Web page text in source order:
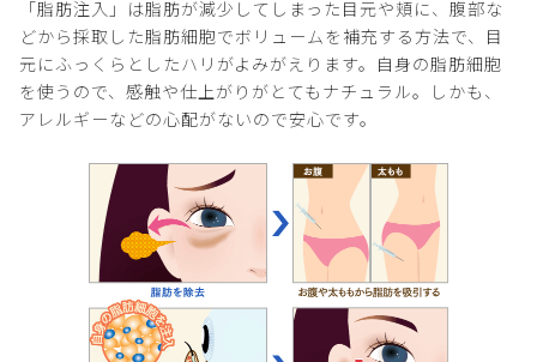
「脂肪注入」は脂肪が減少してしまった目元や頬に、腹部な
どから採取した脂肪細胞でボリュームを補充する方法で、目
元にふっくらとしたハリがよみがえります。自身の脂肪細胞
を使うので、感触や仕上がりがとてもナチュラル。しかも、
アレルギーなどの心配がないので安心です。